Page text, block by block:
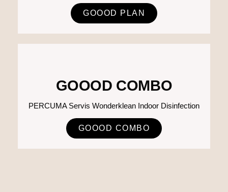
GOOOD PLAN
GOOOD COMBO
PERCUMA Servis Wonderklean Indoor Disinfection
GOOOD COMBO